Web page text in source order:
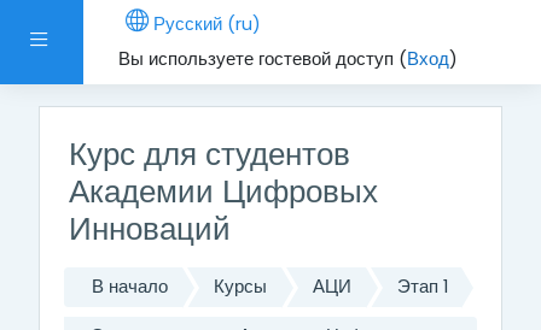
Боковая панель
Русский ‎(ru)‎
Вы используете гостевой доступ (Вход)
Перейти к основному содержанию
Курс для студентов
Академии Цифровых
Инноваций
В начало Курсы АЦИ Этап 1